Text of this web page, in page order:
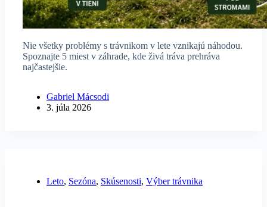
Nie všetky problémy s trávnikom v lete vznikajú náhodou.
Spoznajte 5 miest v záhrade, kde živá tráva prehráva
najčastejšie.
Gabriel Mácsodi
3. júla 2026
Leto, Sezóna, Skúsenosti, Výber trávnika